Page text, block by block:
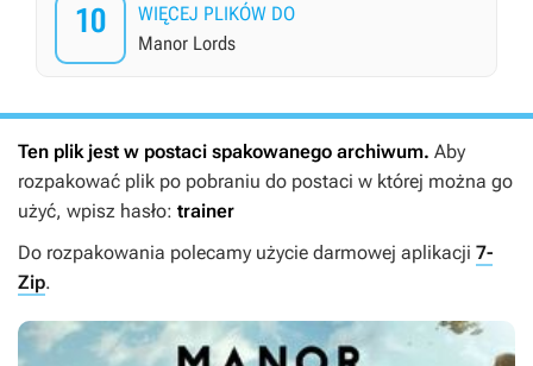
10
WIĘCEJ PLIKÓW DO
Manor Lords
Ten plik jest w postaci spakowanego archiwum. Aby
rozpakować plik po pobraniu do postaci w której można go
użyć, wpisz hasło: trainer
Do rozpakowania polecamy użycie darmowej aplikacji 7-
Zip.